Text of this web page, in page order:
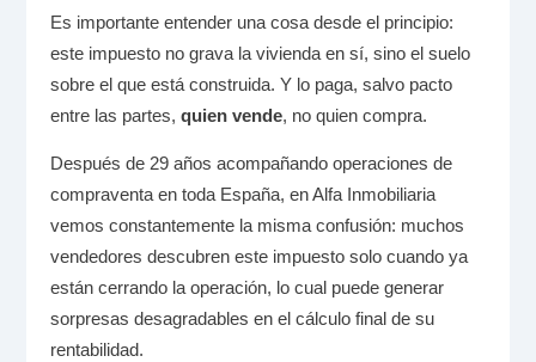
Es importante entender una cosa desde el principio:
este impuesto no grava la vivienda en sí, sino el suelo
sobre el que está construida. Y lo paga, salvo pacto
entre las partes,quien vende, no quien compra.
Después de 29 años acompañando operaciones de
compraventa en toda España, en Alfa Inmobiliaria
vemos constantemente la misma confusión: muchos
vendedores descubren este impuesto solo cuando ya
están cerrando la operación, lo cual puede generar
sorpresas desagradables en el cálculo final de su
rentabilidad.